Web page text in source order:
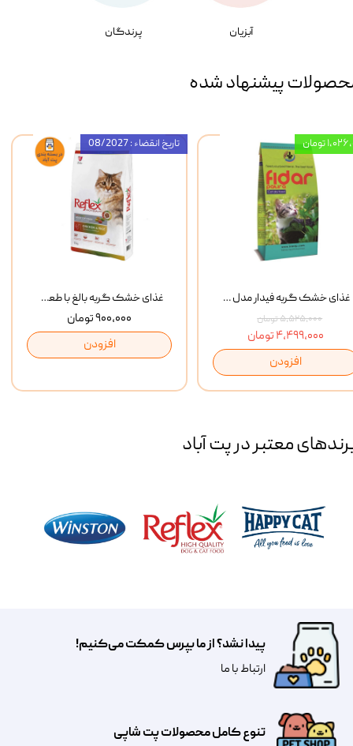
آبزیان پرندگان
پیشنهاد شده
غذای خشک گربه بالغ با طعم مرغ و برنج رفلکس Reflex Multi Color Chicken And Rice وزن 1 کیلوگرم
۹۰۰,۰۰۰ تومان
افزودن
تاریخ انقضاء : 08/2027
غذای خشک گربه فیدار مدل Adult وزن 10 کیلوگرم
۵,۵۲۵,۰۰۰ تومان
۴,۴۹۹,۰۰۰ تومان
افزودن
تومان
معتبر در پت آباد
تنوع کامل محصولات پت شاپی
پیدا نشد؟ از ما بپرس کمکت می‌کنیم!
​​​ارتباط با ما